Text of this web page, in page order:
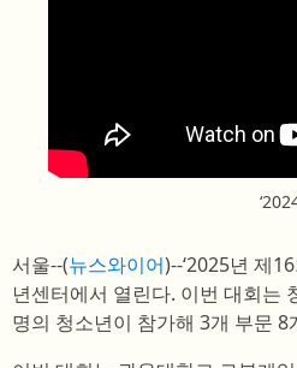
서울--(뉴스와이어)--‘2025년 제
년센터에서 열린다. 이번 대회는
명의 청소년이 참가해 3개 부문